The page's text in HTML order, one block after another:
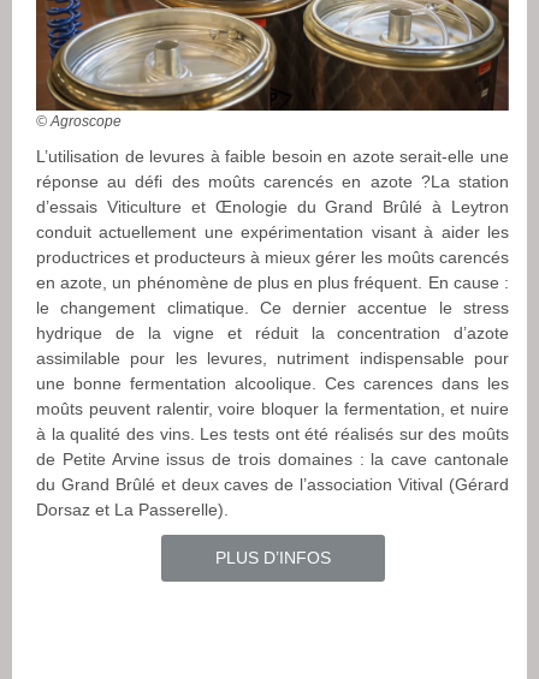
© Agroscope
L’utilisation de levures à faible besoin en azote serait-elle une
réponse au défi des moûts carencés en azote ?La station
d’essais Viticulture et Œnologie du Grand Brûlé à Leytron
conduit actuellement une expérimentation visant à aider les
productrices et producteurs à mieux gérer les moûts carencés
en azote, un phénomène de plus en plus fréquent. En cause :
le changement climatique. Ce dernier accentue le stress
hydrique de la vigne et réduit la concentration d’azote
assimilable pour les levures, nutriment indispensable pour
une bonne fermentation alcoolique. Ces carences dans les
moûts peuvent ralentir, voire bloquer la fermentation, et nuire
à la qualité des vins. Les tests ont été réalisés sur des moûts
de Petite Arvine issus de trois domaines : la cave cantonale
du Grand Brûlé et deux caves de l’association Vitival (Gérard
Dorsaz et La Passerelle).
PLUS D’INFOS